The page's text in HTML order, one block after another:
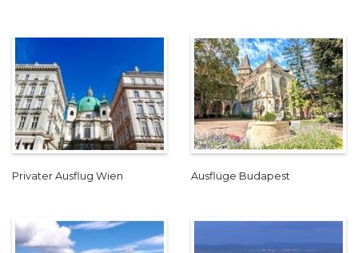
Privater Ausflug Wien Ausflüge Budapest